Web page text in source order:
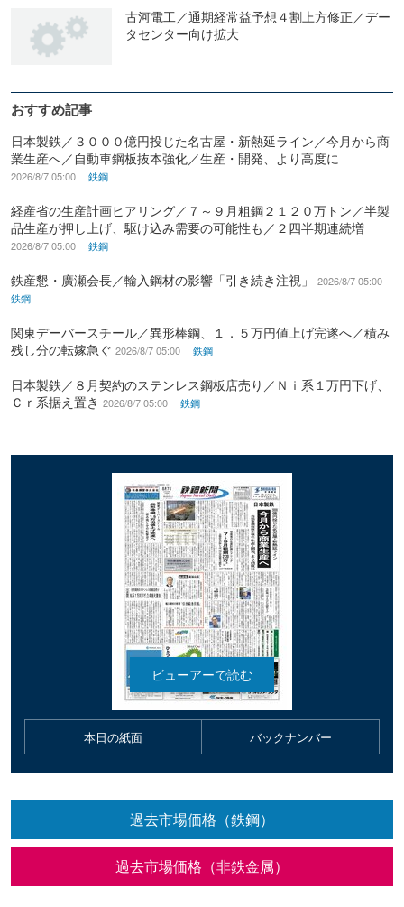
古河電工／通期経常益予想４割上方修正／デー
タセンター向け拡大
おすすめ記事
日本製鉄／３０００億円投じた名古屋・新熱延ライン／今月から商
業生産へ／自動車鋼板抜本強化／生産・開発、より高度に
2026/8/7 05:00 鉄鋼
経産省の生産計画ヒアリング／７～９月粗鋼２１２０万トン／半製
品生産が押し上げ、駆け込み需要の可能性も／２四半期連続増
2026/8/7 05:00 鉄鋼
鉄産懇・廣瀬会長／輸入鋼材の影響「引き続き注視」
2026/8/7 05:00
鉄鋼
関東デーバースチール／異形棒鋼、１．５万円値上げ完遂へ／積み
残し分の転嫁急ぐ 2026/8/7 05:00 鉄鋼
日本製鉄／８月契約のステンレス鋼板店売り／Ｎｉ系１万円下げ、
Ｃｒ系据え置き 2026/8/7 05:00 鉄鋼
本日の紙面 バックナンバー
過去市場価格（鉄鋼）
過去市場価格（非鉄金属）